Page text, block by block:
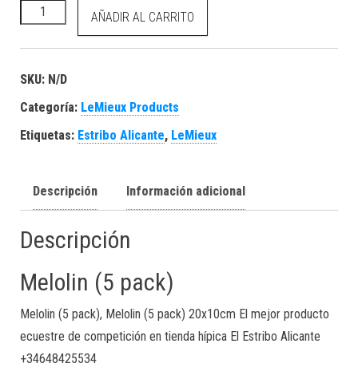
Melolin (5 pack) cantidad
AÑADIR AL CARRITO
SKU: N/D
Categoría: LeMieux Products
Etiquetas: Estribo Alicante, LeMieux
Descripción Información adicional
Descripción
Melolin (5 pack)
Melolin (5 pack), Melolin (5 pack) 20x10cm El mejor producto
ecuestre de competición en tienda hípica El Estribo Alicante
+34648425534